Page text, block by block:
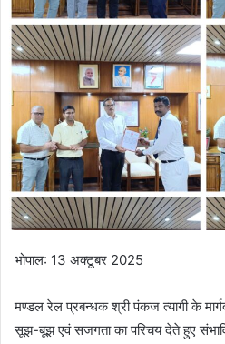
भोपाल: 13 अक्टूबर 2025
मण्डल रेल प्रबन्धक श्री पंकज त्यागी के
सूझ-बूझ एवं सजगता का परिचय देते हुए